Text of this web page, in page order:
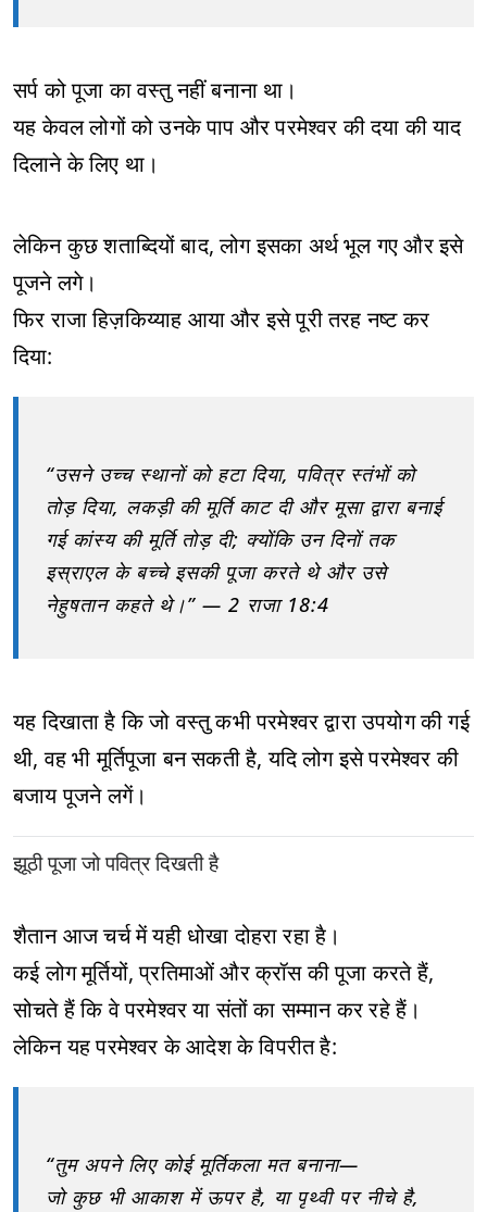
सर्प को पूजा का वस्तु नहीं बनाना था।
यह केवल लोगों को उनके पाप और परमेश्वर की दया की याद
दिलाने के लिए था।
लेकिन कुछ शताब्दियों बाद, लोग इसका अर्थ भूल गए और इसे
पूजने लगे।
फिर राजा हिज़किय्याह आया और इसे पूरी तरह नष्ट कर
दिया:
“उसने उच्च स्थानों को हटा दिया, पवित्र स्तंभों को
तोड़ दिया, लकड़ी की मूर्ति काट दी और मूसा द्वारा बनाई
गई कांस्य की मूर्ति तोड़ दी; क्योंकि उन दिनों तक
इस्राएल के बच्चे इसकी पूजा करते थे और उसे
नेहुषतान कहते थे।” — 2 राजा 18:4
यह दिखाता है कि जो वस्तु कभी परमेश्वर द्वारा उपयोग की गई
थी, वह भी मूर्तिपूजा बन सकती है, यदि लोग इसे परमेश्वर की
बजाय पूजने लगें।
झूठी पूजा जो पवित्र दिखती है
शैतान आज चर्च में यही धोखा दोहरा रहा है।
कई लोग मूर्तियों, प्रतिमाओं और क्रॉस की पूजा करते हैं,
सोचते हैं कि वे परमेश्वर या संतों का सम्मान कर रहे हैं।
लेकिन यह परमेश्वर के आदेश के विपरीत है:
“तुम अपने लिए कोई मूर्तिकला मत बनाना—
जो कुछ भी आकाश में ऊपर है, या पृथ्वी पर नीचे है,